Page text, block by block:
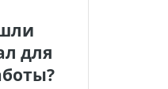
для